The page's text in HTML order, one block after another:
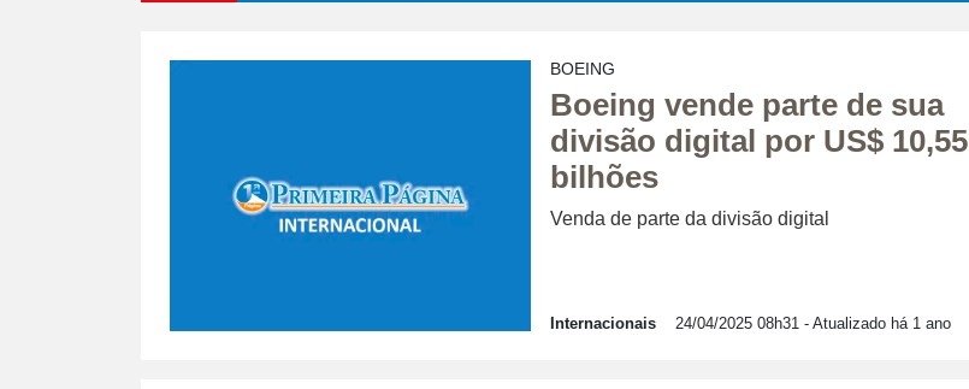
BOEING
Boeing vende parte de sua
divisão digital por US$ 10,55
bilhões
Venda de parte da divisão digital
Internacionais 24/04/2025 08h31 - Atualizado há 1 ano